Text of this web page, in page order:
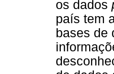
os dados
país tem
bases de